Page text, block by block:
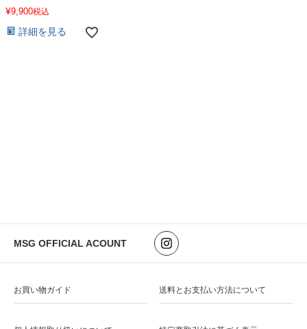
¥9,900税込
詳細を見る
MSG OFFICIAL ACOUNT
お買い物ガイド 送料とお支払い方法について